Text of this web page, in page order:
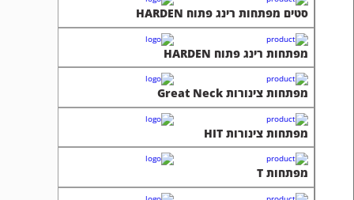
סטים מפתחות רינג פתוח HARDEN
מפתחות רינג פתוח HARDEN
מפתחות צינורות Great Neck
מפתחות צינורות HIT
מפתחות T